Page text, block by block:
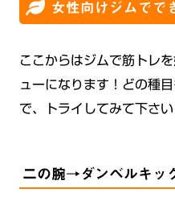
女性向けジムでで
ここからはジムで筋トレ
ューになります！どの種
で、トライしてみて下さい
二の腕→ダンベルキッ